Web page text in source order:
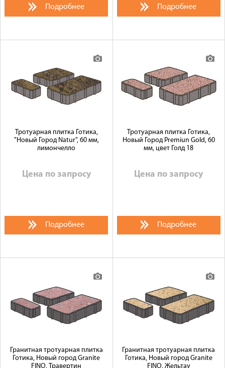
Подробнее Подробнее
Тротуарная плитка Готика,
"Новый Город Natur", 60 мм,
лимончелло
Цена по запросу
Подробнее
Тротуарная плитка Готика,
Новый Город Premiun Gold, 60
мм, цвет Голд 18
Цена по запросу
Подробнее
Гранитная тротуарная плитка
Готика, Новый город Granite
FINO, Травертин
Гранитная тротуарная плитка
Готика, Новый город Granite
FINO, Жельтау